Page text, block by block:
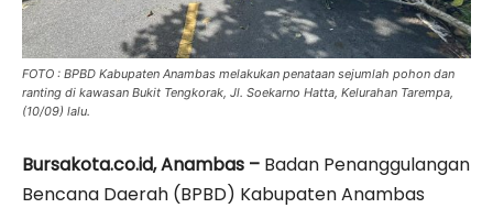
FOTO : BPBD Kabupaten Anambas melakukan penataan sejumlah pohon dan
ranting di kawasan Bukit Tengkorak, Jl. Soekarno Hatta, Kelurahan Tarempa,
(10/09) lalu.
Bursakota.co.id, Anambas – Badan Penanggulangan
Bencana Daerah (BPBD) Kabupaten Anambas